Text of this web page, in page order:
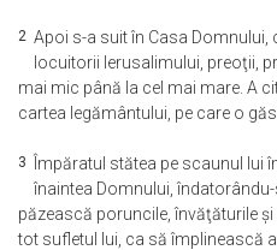
2 Apoi s-a suit în Casa
locuitorii Ierusalimului, preoţii,
mai mic până la cel mai mare. A
cartea legământului, pe care o
3
Împăratul stătea pe scaunul lui
înaintea Domnului,
păzească poruncile, învăţăturile
tot sufletul lui, ca să împlinească